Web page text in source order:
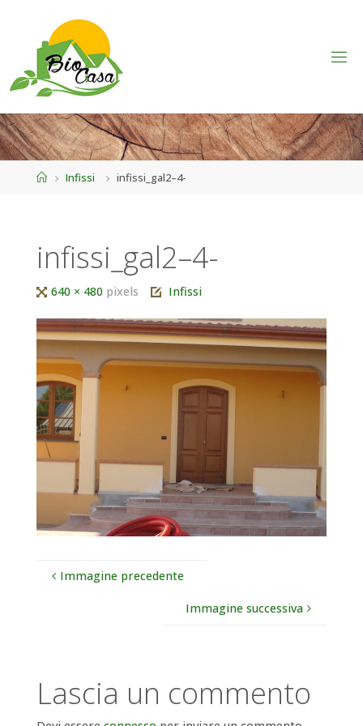
HomeInfissi infissi_gal2–4-
infissi_gal2–4-
Tutta640 × 480 pixels Infissi
Immagine precedente
Immagine successiva
Lascia un commento